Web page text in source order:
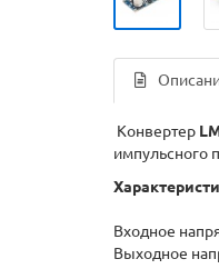
Конвертер
импульсного